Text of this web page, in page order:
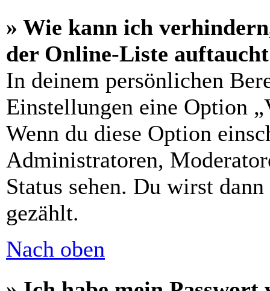
» Wie kann ich
der Online-Liste
In deinem persönlichen
Einstellungen eine Option
Wenn du diese Option
Administratoren,
Status sehen. Du wirst
gezählt.
Nach oben